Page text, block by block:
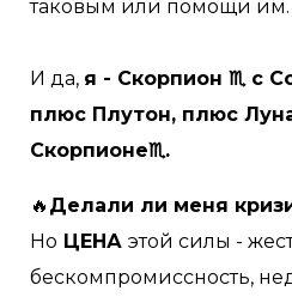
таковым или помощи им.
И да, я - Скорпион ♏ с
плюс Плутон, плюс
Скорпионе♏.
🔥 Делали ли меня
Но ЦЕНА этой силы -
бескомпромиссность,